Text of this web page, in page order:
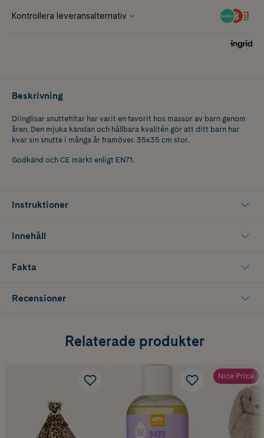
Beskrivning
Diinglisar snuttefiltar har varit en favorit hos massor av barn genom
åren. Den mjuka känslan och hållbara kvalitén gör att ditt barn har
kvar sin snutte i många år framöver. 35x35 cm stor.
Godkänd och CE märkt enligt EN71.
Instruktioner
Innehåll
Fakta
Recensioner
Relaterade produkter
Nice Price